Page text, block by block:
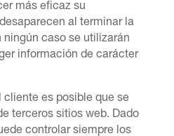
más eficaz su
al terminar la
ningún caso se utilizarán
información de carácter
cliente es posible que se
terceros sitios web. Dado
controlar siempre los